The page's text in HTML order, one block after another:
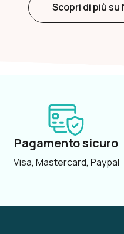
Scopri di più su
Pagamento sicuro
Visa, Mastercard, Paypal